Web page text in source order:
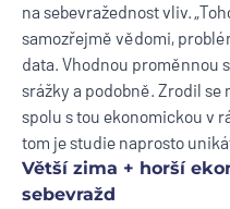
na sebevražednost vliv.
samozřejmě vědomi,
data. Vhodnou proměnnou
srážky a podobně. Zrodil
spolu s tou ekonomickou v
tom je studie naprosto
Větší zima + horší
sebevražd